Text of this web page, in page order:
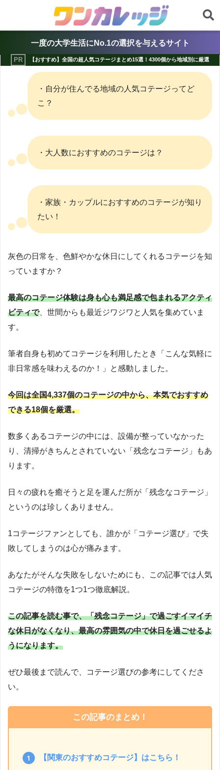
一度の大学生活にNo.1の選択を与えるサイト
【おすすめ】全国の超人気コテージまとめ15選！4300個から地域別に厳選
・自分が住んでる地域の人気コテージってど
こ？
・大人数におすすめのコテージは？
・家族・カップルにおすすめのコテージが知り
たい！
灰色の日常を、色鮮やかな休日にしてくれるコテージを知
っていますか？
最高のコテージ体験は身も心も満足感で包まれるアクティ
ビティで、世間からも最近ジワジワと人気を集めていま
す。
筆者自身も初めてコテージを利用したとき「こんな気軽に
非日常感を味わえるのか！」と感動しました。
今回は全国4,337個のコテージの中から、本気でおすすめ
できる18個を厳選。
数多くあるコテージの中には、設備が整っていなかった
り、清掃がきちんとされていない「残念なコテージ」もあ
ります。
日々の疲れを癒そうと足を運んだ所が「残念なコテージ」
というのは珍しくありません。
1コテージファンとしても、誰かが「コテージ選び」で失
敗してしまうのは心が痛みます。
あなたがそんな失敗をしないためにも、この記事では人気
コテージの特徴を1つ1つ徹底解説。
この記事を読む事で、「残念コテージ」で過ごすイマイチ
な休日がなくなり、最高の雰囲気の中で休日を過ごせるよ
うになります。
ぜひ最後まで読んで、コテージ選びの参考にしてくださ
い。
この記事のまとめ！
【関東のおすすめコテージ】はこちら！